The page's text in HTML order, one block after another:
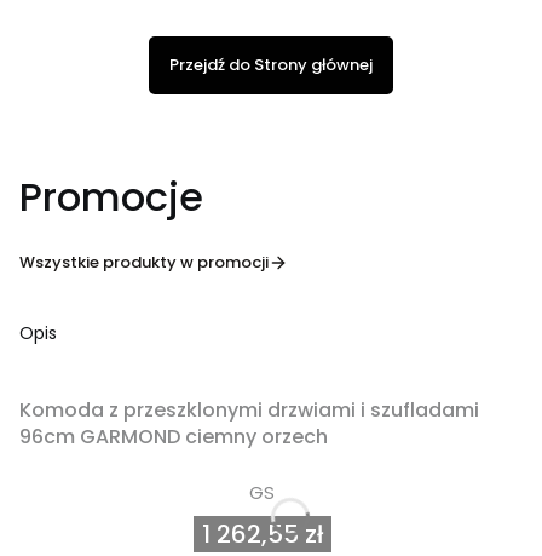
Przejdź do Strony głównej
Promocje
Wszystkie produkty w promocji
Opis
Komoda z przeszklonymi drzwiami i szufladami
96cm GARMOND ciemny orzech
GS
1 262,55 zł